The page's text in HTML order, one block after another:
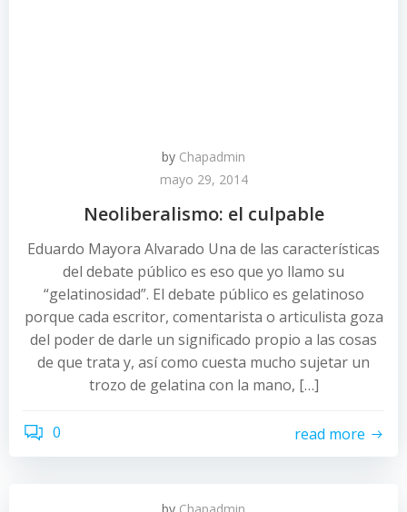
by Chapadmin
mayo 29, 2014
Neoliberalismo: el culpable
Eduardo Mayora Alvarado Una de las características
del debate público es eso que yo llamo su
“gelatinosidad”. El debate público es gelatinoso
porque cada escritor, comentarista o articulista goza
del poder de darle un significado propio a las cosas
de que trata y, así como cuesta mucho sujetar un
trozo de gelatina con la mano, […]
0 read more